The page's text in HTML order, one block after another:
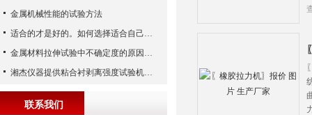
金属机械性能的试验方法
适合的才是好的。如何选择适合自己的拉力机?
金属材料拉伸试验中不确定度的原因有哪些？
湘杰仪器提供粘合衬剥离强度试验机、皮革撕裂力试验机、无纺布拉力试验机
联系我们